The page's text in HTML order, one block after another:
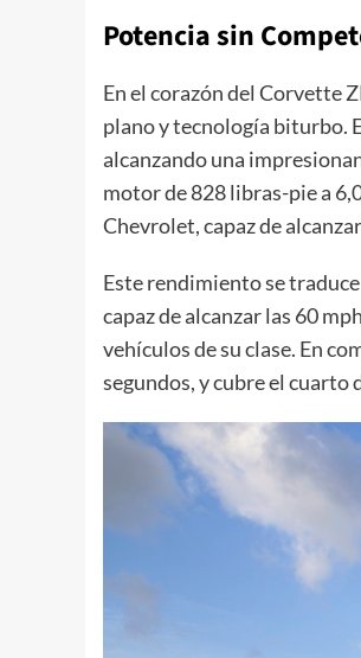
Potencia sin
En el corazón del Corvette
plano y tecnología biturbo.
alcanzando una
motor de 828 libras-pie a
Chevrolet, capaz de
Este rendimiento se
capaz de alcanzar las 60
vehículos de su clase. En
segundos, y cubre el cuarto